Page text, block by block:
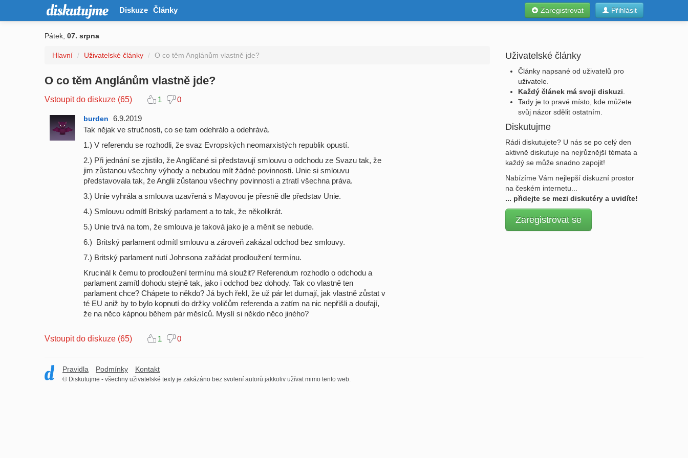
Diskuze Články Přihlásit
Zaregistrovat
Pátek, 07. srpna
Hlavní / Uživatelské články / O co těm Anglánům vlastně jde?
O co těm Anglánům vlastně jde?
Vstoupit do diskuze (65) 1 0
burden
6.9.2019
Tak nějak ve stručnosti, co se tam odehrálo a odehrává.
1.) V referendu se rozhodli, že svaz Evropských neomarxistých republik opustí.
2.) Při jednání se zjistilo, že Angličané si představují smlouvu o odchodu ze Svazu tak, že
jim zůstanou všechny výhody a nebudou mít žádné povinnosti. Unie si smlouvu
představovala tak, že Anglii zůstanou všechny povinnosti a ztratí všechna práva.
3.) Unie vyhrála a smlouva uzavřená s Mayovou je přesně dle představ Unie.
4.) Smlouvu odmítl Britský parlament a to tak, že několikrát.
5.) Unie trvá na tom, že smlouva je taková jako je a měnit se nebude.
6.) Britský parlament odmítl smlouvu a zároveň zakázal odchod bez smlouvy.
7.) Britský parlament nutí Johnsona zažádat prodloužení termínu.
Krucinál k čemu to prodloužení termínu má sloužit? Referendum rozhodlo o odchodu a
parlament zamítl dohodu stejně tak, jako i odchod bez dohody. Tak co vlastně ten
parlament chce? Chápete to někdo? Já bych řekl, že už pár let dumají, jak vlastně zůstat v
té EU aniž by to bylo kopnutí do držky voličům referenda a zatím na nic nepřišli a doufají,
že na něco kápnou během pár měsíců. Myslí si někdo něco jiného?
Vstoupit do diskuze (65) 1 0
Uživatelské články
Články napsané od uživatelů pro
uživatele.
Každý článek má svoji diskuzi
Tady je to pravé místo, kde můžete
svůj názor sdělit ostatním.
Diskutujme
Rádi diskutujete? U nás se po celý den
aktivně diskutuje na nejrůznější témata a
každý se může snadno zapojit!
Nabízíme Vám nejlepší diskuzní prostor
na českém internetu...
... přidejte se mezi diskutéry a uvidíte!
Zaregistrovat se
Pravidla Podmínky Kontakt
© Diskutujme - všechny uživatelské texty je zakázáno bez svolení autorů jakkoliv užívat mimo tento web.